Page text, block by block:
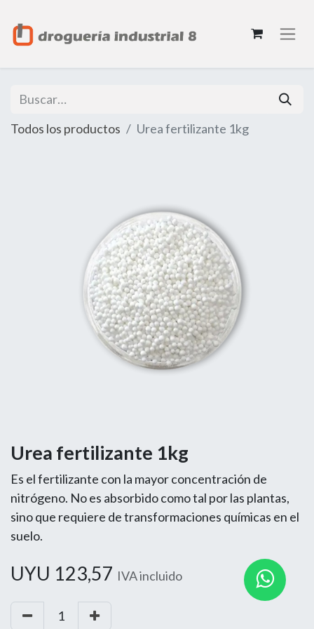
Todos los productos Urea fertilizante 1kg
Urea fertilizante 1kg
Es el fertilizante con la mayor concentración de
nitrógeno. No es absorbido como tal por las plantas,
sino que requiere de transformaciones químicas en el
suelo.
UYU 123,57 IVA incluido